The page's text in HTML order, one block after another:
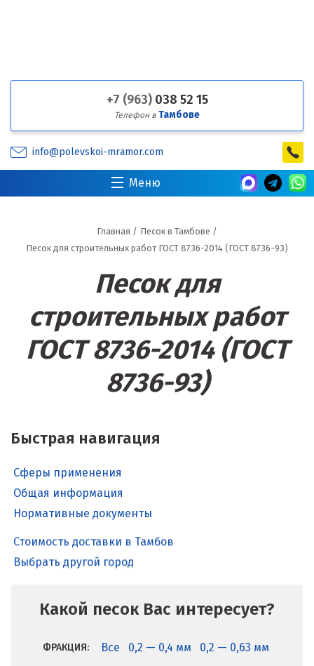
+7 (963) 038 52 15
Телефон в Тамбове
info@polevskoi-mramor.com
Меню
Главная / Песок в Тамбове /
Песок для строительных работ ГОСТ 8736-2014 (ГОСТ 8736-93)
Песок для
строительных работ
ГОСТ 8736-2014 (ГОСТ
8736-93)
Быстрая навигация
Сферы применения
Общая информация
Нормативные документы
Стоимость доставки в Тамбов
Выбрать другой город
Какой песок Вас интересует?
ФРАКЦИЯ: Все 0,2 — 0,4 мм 0,2 — 0,63 мм